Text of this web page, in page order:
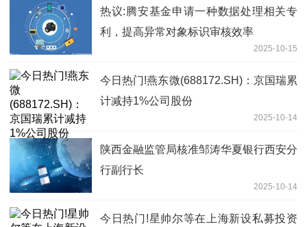
热议:腾安基金申请一种数据处理相关专
利，提高异常对象标识审核效率
2025-10-15
今日热门!燕东微(688172.SH)：京国瑞累
计减持1%公司股份
2025-10-14
陕西金融监管局核准邹涛华夏银行西安分
行副行长
2025-10-14
今日热门!星帅尔等在上海新设私募投资